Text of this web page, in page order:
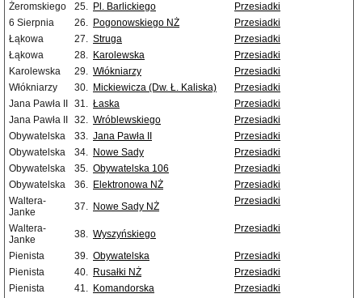
Żeromskiego
25. Pl. Barlickiego
Przesiadki
6 Sierpnia
26. Pogonowskiego NŻ
Przesiadki
Łąkowa
27. Struga
Przesiadki
Łąkowa
28. Karolewska
Przesiadki
Karolewska
29. Włókniarzy
Przesiadki
Włókniarzy
30. Mickiewicza (Dw. Ł. Kaliska)
Przesiadki
Jana Pawła II
31. Łaska
Przesiadki
Jana Pawła II
32. Wróblewskiego
Przesiadki
Obywatelska
33. Jana Pawła II
Przesiadki
Obywatelska
34. Nowe Sady
Przesiadki
Obywatelska
35. Obywatelska 106
Przesiadki
Obywatelska
36. Elektronowa NŻ
Przesiadki
Waltera-
Janke
37. Nowe Sady NŻ Przesiadki
Waltera-
Janke
38. Wyszyńskiego Przesiadki
Pienista 39. Obywatelska
Przesiadki
Pienista
40. Rusałki NŻ
Przesiadki
Pienista
41. Komandorska
Przesiadki